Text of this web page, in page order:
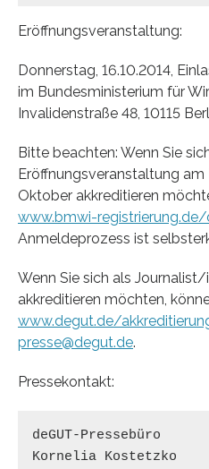
Eröffnungsveranstaltung:
Donnerstag, 16.10.2014,
im Bundesministerium für
Invalidenstraße 48, 10115
Bitte beachten: Wenn Sie
Eröffnungsveranstaltung am
Oktober akkreditieren
www.bmwi-
Anmeldeprozess ist
Wenn Sie sich als
akkreditieren möchten,
www.degut.de/
presse@degut.de.
Pressekontakt:
deGUT-Pressebüro
Kornelia Kostetzko